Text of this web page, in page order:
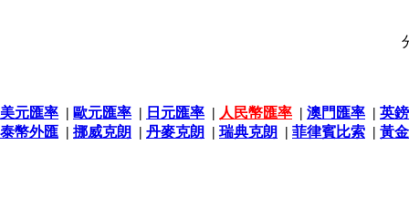
美元匯率 | 歐元匯率 | 日元匯率 | 人民幣匯率 | 澳門匯率 | 英
泰幣外匯 | 挪威克朗 | 丹麥克朗 | 瑞典克朗 | 菲律賓比索 | 黃